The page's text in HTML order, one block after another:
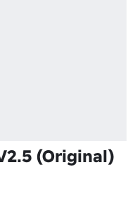
(Original)